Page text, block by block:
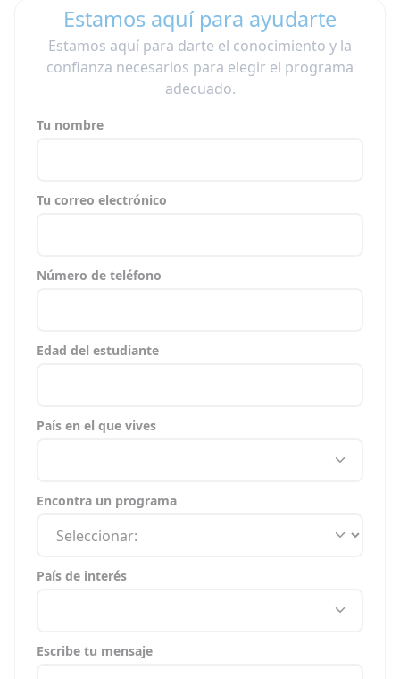
Estamos aquí para ayudarte
Estamos aquí para darte el conocimiento y la
confianza necesarios para elegir el programa
adecuado.
Tu nombre
Tu correo electrónico
Número de teléfono
Edad del estudiante
País en el que vives
Encontra un programa
País de interés
Escribe tu mensaje